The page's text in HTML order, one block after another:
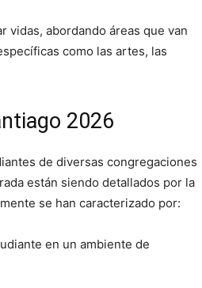
vidas, abordando áreas que van
como las artes, las
2026
de diversas congregaciones
están siendo detallados por la
se han caracterizado por:
en un ambiente de